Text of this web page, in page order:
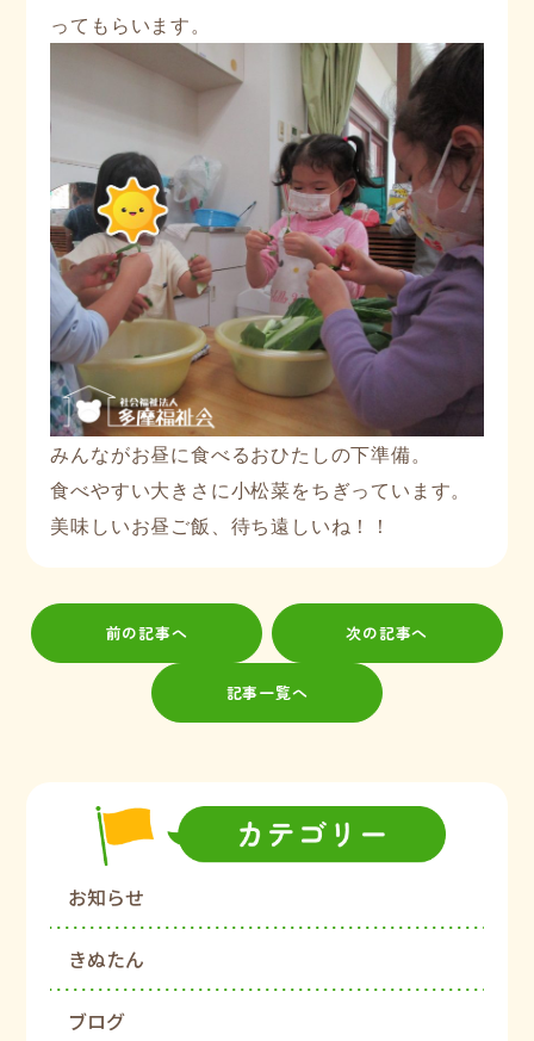
ってもらいます。
みんながお昼に食べるおひたしの下準備。
食べやすい大きさに小松菜をちぎっています。
美味しいお昼ご飯、待ち遠しいね！！
前の記事へ
記事一覧へ
次の記事へ
お知らせ
きぬたん
ブログ